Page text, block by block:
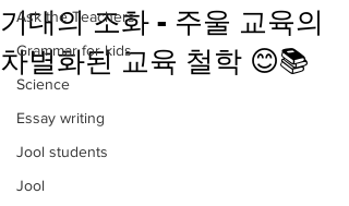
Ask the Teachers
Grammar for kids
Science
Essay writing
Jool students
Jool
기대의 조화 - 주울 교육의
차별화된 교육 철학 😊📚